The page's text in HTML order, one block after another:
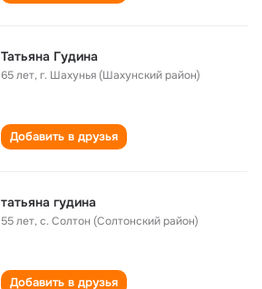
Татьяна Гудина
65 лет,г. Шахунья (Шахунский район)
Добавить в друзья
татьяна гудина
55 лет,с. Солтон (Солтонский район)
Добавить в друзья